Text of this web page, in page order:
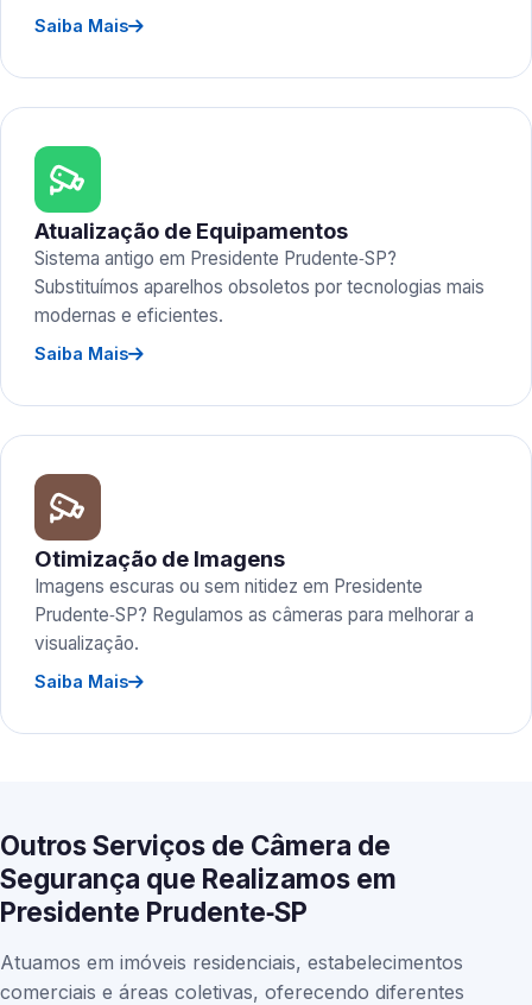
Saiba Mais
Atualização de Equipamentos
Sistema antigo em Presidente Prudente‑SP?
Substituímos aparelhos obsoletos por tecnologias mais
modernas e eficientes.
Saiba Mais
Otimização de Imagens
Imagens escuras ou sem nitidez em Presidente
Prudente‑SP? Regulamos as câmeras para melhorar a
visualização.
Saiba Mais
Outros Serviços de Câmera de
Segurança que Realizamos em
Presidente Prudente‑SP
Atuamos em imóveis residenciais, estabelecimentos
comerciais e áreas coletivas, oferecendo diferentes